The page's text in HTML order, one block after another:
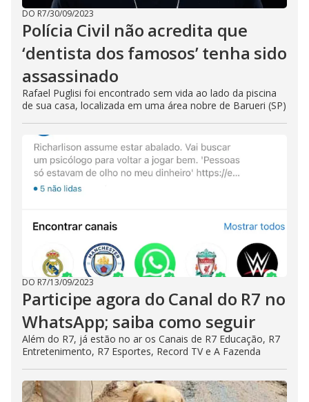
DO R7/30/09/2023
Polícia Civil não acredita que
‘dentista dos famosos’ tenha sido
assassinado
Rafael Puglisi foi encontrado sem vida ao lado da piscina
de sua casa, localizada em uma área nobre de Barueri (SP)
DO R7/13/09/2023
Participe agora do Canal do R7 no
WhatsApp; saiba como seguir
Além do R7, já estão no ar os Canais de R7 Educação, R7
Entretenimento, R7 Esportes, Record TV e A Fazenda